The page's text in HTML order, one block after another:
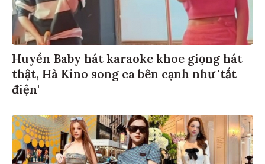
Huyền Baby hát karaoke khoe giọng hát
thật, Hà Kino song ca bên cạnh như 'tắt
điện'